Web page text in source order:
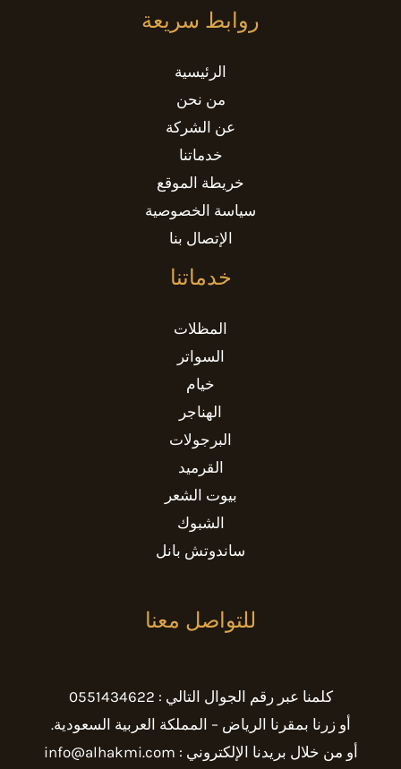
روابط سريعة
الرئيسية
من نحن
عن الشركة
خدماتنا
خريطة الموقع
سياسة الخصوصية
الإتصال بنا
خدماتنا
المظلات
السواتر
خيام
الهناجر
البرجولات
القرميد
بيوت الشعر
الشبوك
ساندوتش بانل
للتواصل معنا
كلمنا عبر رقم الجوال التالي : 0551434622
أو زرنا بمقرنا الرياض – المملكة العربية السعودية.
أو من خلال بريدنا الإلكتروني : info@alhakmi.com